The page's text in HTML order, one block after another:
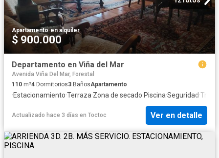
Apartamento·en alquiler
$ 900.000
Departamento en Viña del Mar
Avenida Viña Del Mar, Forestal
110 m²4 Dormitorios3 BañosApartamento
·Estacionamiento·Terraza·Zona de secado·Piscina·Seguridad·
Actualizado hace 3 días en Toctoc Ver en detalle